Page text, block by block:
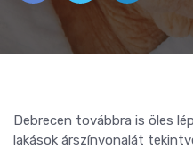
Debrecen továbbra is öles
lakások árszínvonalát